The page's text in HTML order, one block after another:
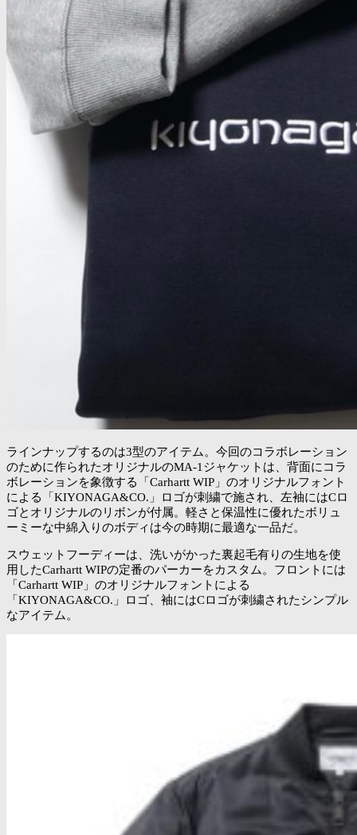
ラインナップするのは3型のアイテム。今回のコラボレーション
のために作られたオリジナルのMA-1ジャケットは、背面にコラ
ボレーションを象徴する「Carhartt WIP」のオリジナルフォント
による「KIYONAGA&CO.」ロゴが刺繍で施され、左袖にはCロ
ゴとオリジナルのリボンが付属。軽さと保温性に優れたボリュ
ーミーな中綿入りのボディは今の時期に最適な一品だ。
スウェットフーディーは、洗いがかった裏起毛有りの生地を使
用したCarhartt WIPの定番のパーカーをカスタム。フロントには
「Carhartt WIP」のオリジナルフォントによる
「KIYONAGA&CO.」ロゴ、袖にはCロゴが刺繍されたシンプル
なアイテム。